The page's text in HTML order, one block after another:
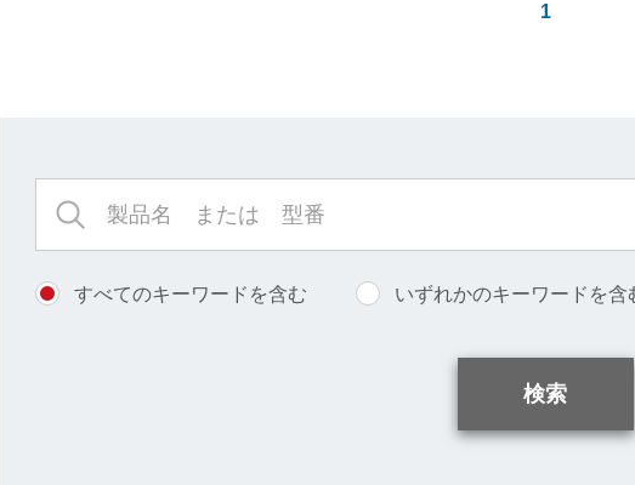
1
すべてのキーワードを含む いずれかのキーワードを含